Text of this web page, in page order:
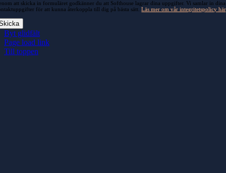
att skicka in formuläret godkänner du att Softhouse lagrar dina uppgifter. Vi samlar in dina
för att kunna återkoppla till dig på bästa sätt.Läs mer om vår integritetspolicy här
Byt glidfält
Page load link
Till toppen